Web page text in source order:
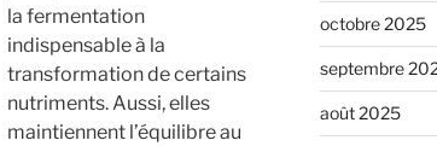
la fermentation
indispensable à la
transformation de certains
nutriments. Aussi, elles
maintiennent l’équilibre au
octobre 2025
septembre
août 2025